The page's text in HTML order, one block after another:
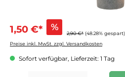
1,50 €* %
2,90 €* (48.28% gespart)
Preise inkl. MwSt. zzgl. Versandkosten
Sofort verfügbar, Lieferzeit: 1 Tag
Produkt Anzahl: Gib den gewünschten Wert